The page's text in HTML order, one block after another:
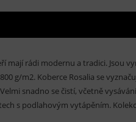
mají rádi modernu a tradici. Jsou
g/m2. Koberce Rosalia se
snadno se čistí, včetně
s podlahovým vytápěním.